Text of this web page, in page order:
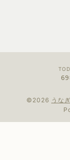
©2026 うな